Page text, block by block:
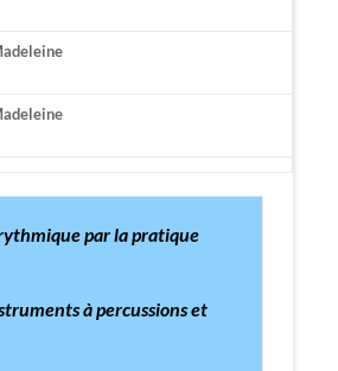
par la pratique
à percussions et